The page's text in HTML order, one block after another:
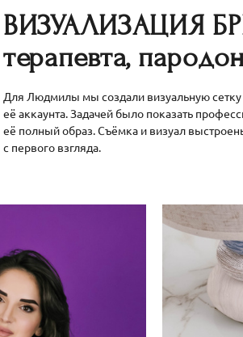
ВИЗУАЛИЗАЦИЯ
терапевта,
Для Людмилы мы создали визуальную
её аккаунта. Задачей было показать
её полный образ. Съёмка и визуал
с первого взгляда.